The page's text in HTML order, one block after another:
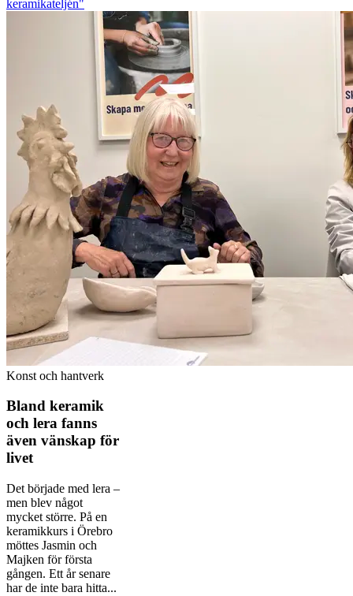
keramikateljén"
Konst och hantverk
Bland keramik
och lera fanns
även vänskap för
livet
Det började med lera –
men blev något
mycket större. På en
keramikkurs i Örebro
möttes Jasmin och
Majken för första
gången. Ett år senare
har de inte bara hitta...